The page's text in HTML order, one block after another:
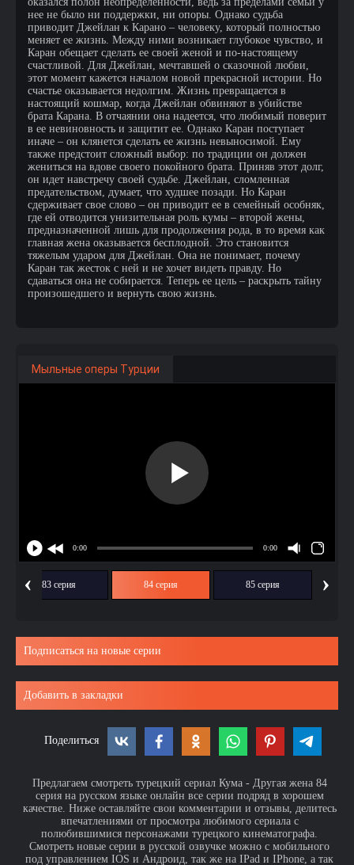
нее не было ни поддержки, ни опоры. Однако судьба
приводит Джейлан к Каранo – человеку, который полностью
меняет ее жизнь. Между ними возникает глубокое чувство, и
Каран обещает сделать ее своей женой и по-настоящему
счастливой. Для Джейлан, мечтавшей о сказочной любви,
этот момент кажется началом новой прекрасной истории. Но
счастье оказывается недолгим. Жизнь превращается в
настоящий кошмар, когда Джейлан обвиняют в убийстве
брата Карана. В отчаянии она надеется, что любимый поверит
в ее невиновность и защитит ее. Однако Каран поступает
иначе – он клянется сделать ее жизнь невыносимой. Ему
также предстоит сложный выбор: по традиции он должен
жениться на вдове своего покойного брата. Приняв этот долг,
он идет навстречу своей судьбе. Джейлан, сломленная
предательством, думает, что худшее позади. Но Каран
сдерживает свое слово – он приводит ее в семейный особняк,
где ей отводится унизительная роль кумы – второй жены,
предназначенной лишь для продолжения рода, в то время как
главная жена оказывается бесплодной. Это становится
тяжелым ударом для Джейлан. Она не понимает, почему
Каран так жесток с ней и не хочет видеть правду. Но
сдаваться она не собирается. Теперь ее цель – раскрыть тайну
произошедшего и вернуть свою жизнь.
Мыльные оперы Турции
‹ 83 серия 84 серия 85 серия ›
Подписаться на новые серии
Добавить в закладки
Поделиться
Предлагаем смотреть турецкий сериал Кума - Другая жена 84
серия на русском языке онлайн все серии подряд в хорошем
качестве. Ниже оставляйте свои комментарии и отзывы, делитесь
впечатлениями от просмотра любимого сериала с
полюбившимися персонажами турецкого кинематографа.
Смотреть новые серии в русской озвучке можно с мобильного
под управлением IOS и Андроид, так же на IPad и IPhone, а так